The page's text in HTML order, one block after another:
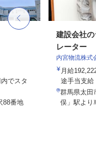
でスタ
88番地
建設会社
レーター
内宮物流株式
月給
途手当支
群馬県太田
俣」駅よ